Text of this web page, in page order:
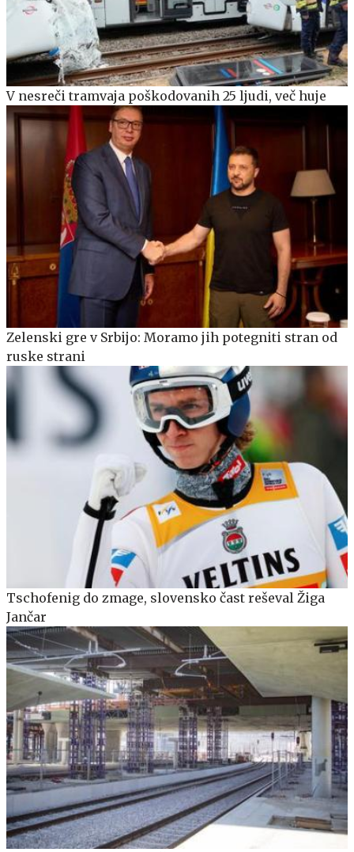
V nesreči tramvaja poškodovanih 25 ljudi, več huje
Zelenski gre v Srbijo: Moramo jih potegniti stran od
ruske strani
Tschofenig do zmage, slovensko čast reševal Žiga
Jančar